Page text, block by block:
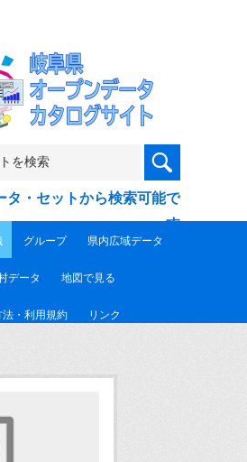
タ・セットから検索可能で
す
グループ 県内広域データ
データ 地図で見る
・利用規約 リンク